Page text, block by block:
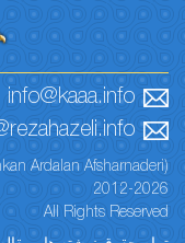
info@kaaa.info
Ardalan Afsharnaderi)
2012-2026
All Rights Reserved